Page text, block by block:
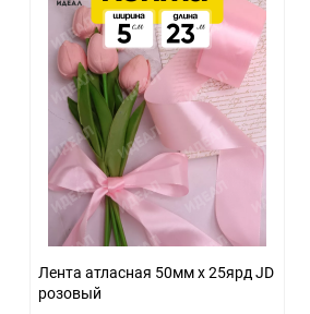
Лента атласная 50мм х 25ярд JD
розовый